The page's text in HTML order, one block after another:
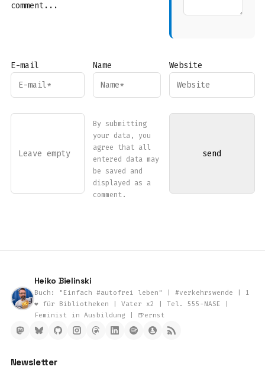
comment...
E-mail Name Website
By submitting
your data, you
agree that all
entered data may
be saved and
displayed as a
comment.
Heiko Bielinski
Buch: "Einfach #autofrei leben" | #verkehrswende | 1
❤️ für Bibliotheken | Vater x2 | Tel. 555-NASE |
Feminist in Ausbildung | 🍺ernst
Newsletter